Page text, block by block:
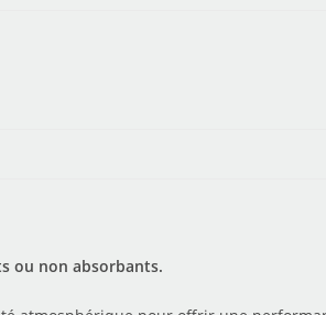
ou non absorbants.